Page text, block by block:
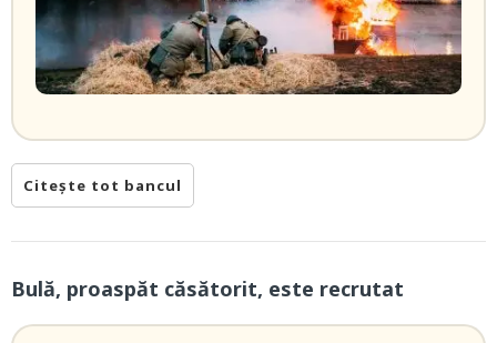
Citește tot bancul
Bulă, proaspăt căsătorit, este recrutat